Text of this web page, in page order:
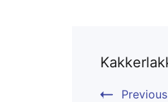
Previous